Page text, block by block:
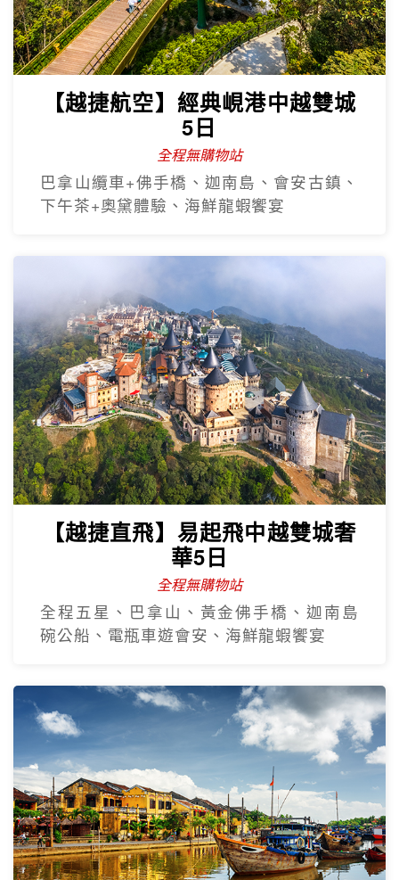
【越捷航空】經典峴港中越雙城
5日
全程無購物站
巴拿山纜車+佛手橋、迦南島、會安古鎮、
下午茶+奧黛體驗、海鮮龍蝦饗宴
【越捷直飛】易起飛中越雙城奢
華5日
全程無購物站
全程五星、巴拿山、黃金佛手橋、迦南島
碗公船、電瓶車遊會安、海鮮龍蝦饗宴